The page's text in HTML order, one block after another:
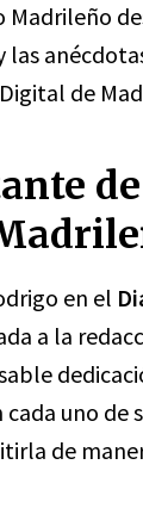
de
en el
a la
uno de
de